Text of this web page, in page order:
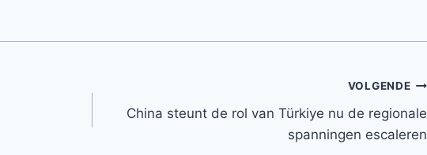
VOLGENDE
China steunt de rol van Türkiye nu de regionale
spanningen escaleren